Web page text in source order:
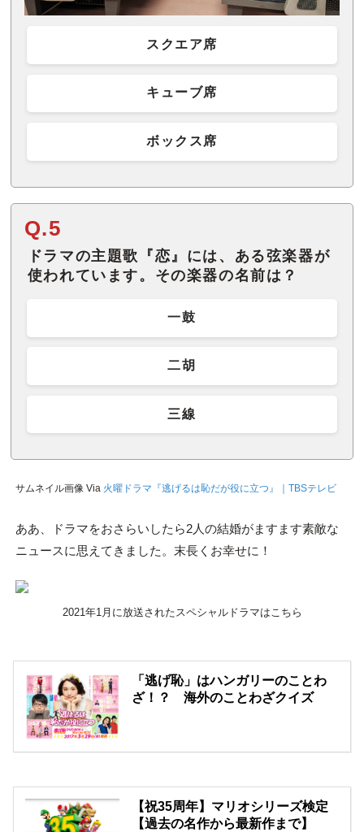
スクエア席
キューブ席
ボックス席
Q.5
ドラマの主題歌『恋』には、ある弦楽器が
使われています。その楽器の名前は？
一鼓
二胡
三線
サムネイル画像 Via 火曜ドラマ『逃げるは恥だが役に立つ』｜TBSテレビ
ああ、ドラマをおさらいしたら2人の結婚がますます素敵な
ニュースに思えてきました。末長くお幸せに！
2021年1月に放送されたスペシャルドラマはこちら
「逃げ恥」はハンガリーのことわ
ざ！？ 海外のことわざクイズ
【祝35周年】マリオシリーズ検定
【過去の名作から最新作まで】